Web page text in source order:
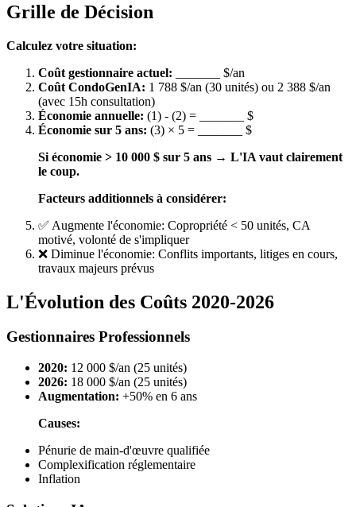
Grille de Décision
Calculez votre situation:
Coût gestionnaire actuel: _______ $/an
Coût CondoGenIA: 1 788 $/an (30 unités) ou 2 388 $/an
(avec 15h consultation)
Économie annuelle: (1) - (2) = _______ $
Économie sur 5 ans: (3) × 5 = _______ $
Si économie > 10 000 $ sur 5 ans → L'IA vaut clairement
le coup.
Facteurs additionnels à considérer:
✅ Augmente l'économie: Copropriété < 50 unités, CA
motivé, volonté de s'impliquer
❌ Diminue l'économie: Conflits importants, litiges en cours,
travaux majeurs prévus
L'Évolution des Coûts 2020-2026
Gestionnaires Professionnels
2020: 12 000 $/an (25 unités)
2026: 18 000 $/an (25 unités)
Augmentation: +50% en 6 ans
Causes:
Pénurie de main-d'œuvre qualifiée
Complexification réglementaire
Inflation